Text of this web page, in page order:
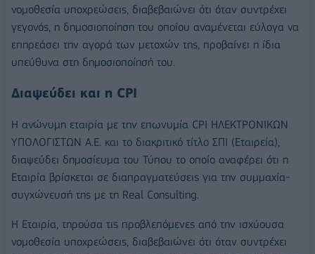
νομοθεσία υποχρεώσεις, διαβεβαιώνει ότι όταν συντρέχει
γεγονός, η δημοσιοποίηση του οποίου αναμένεται εύλογα να
επηρεάσει την αγορά των μετοχών της, προβαίνει η ίδια
υπεύθυνα στη δημοσιοποίησή του.
Διαψεύδει και η CPI
Η ανώνυμη εταιρία με την επωνυμία CPI ΗΛΕΚΤΡΟΝΙΚΩΝ
ΥΠΟΛΟΓΙΣΤΩΝ Α.Ε. και το διακριτικό τίτλο ΣΠΙ (Εταιρεία),
διαψεύδει δημοσίευμα του Τύπου το οποίο αναφέρει ότι η
Εταιρία βρίσκεται σε διαπραγματεύσεις για την συμμαχία-
συγχώνευσή της με τη Real Consulting.
Η Εταιρία, τηρούσα τις προβλεπόμενες από την ισχύουσα
νομοθεσία υποχρεώσεις, διαβεβαιώνει ότι όταν συντρέχει